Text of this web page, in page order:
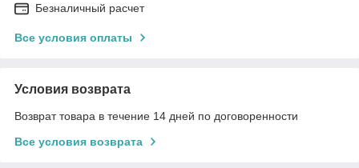
Безналичный расчет
Все условия оплаты
Условия возврата
Возврат товара в течение 14 дней по договоренности
Все условия возврата